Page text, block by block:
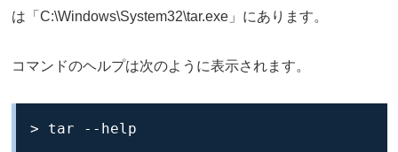
は「C:\Windows\System32\tar.exe」にあります。
コマンドのヘルプは次のように表示されます。
> tar --help